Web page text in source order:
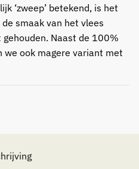
‘zweep’ betekend, is het
smaak van het vlees
Naast de 100%
we ook magere variant met